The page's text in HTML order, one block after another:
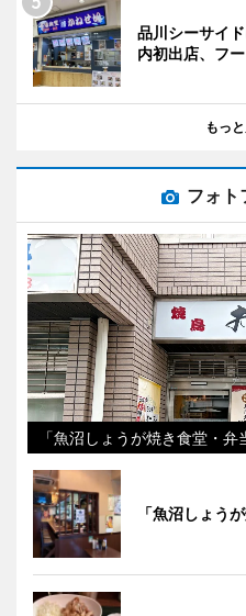
品川シーサイ
内初出店、フ
もっ
フォト
「魚沼しょうが焼き食堂・弁
「魚沼しょう